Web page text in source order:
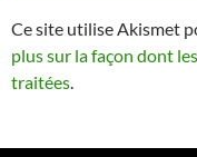
Ce site utilise Akismet
plus sur la façon dont
traitées.